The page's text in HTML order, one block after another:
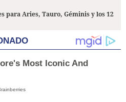
para Aries, Tauro, Géminis y los 12
Most Iconic And